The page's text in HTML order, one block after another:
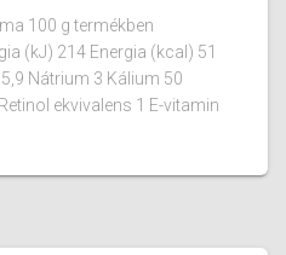
100 g termékben
(kJ) 214 Energia (kcal) 51
Nátrium 3 Kálium 50
ekvivalens 1 E-vitamin